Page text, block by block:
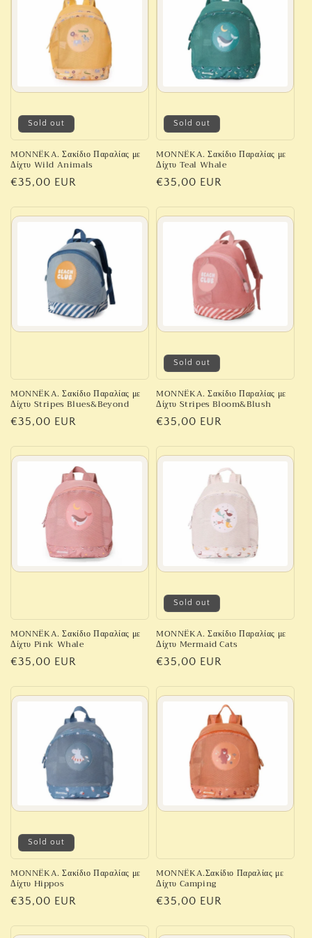
i
o
n
:
Sold out
MONNËKA. Σακίδιο Παραλίας με
Δίχτυ Wild Animals
Regular
€35,00 EUR
Sold out
MONNËKA. Σακίδιο Παραλίας με
Δίχτυ Teal Whale
Regular
€35,00 EUR
MONNËKA. Σακίδιο Παραλίας με
Δίχτυ Stripes Blues&Beyond
Regular
€35,00 EUR
Sold out
MONNËKA. Σακίδιο Παραλίας με
Δίχτυ Stripes Bloom&Blush
Regular
€35,00 EUR
MONNËKA. Σακίδιο Παραλίας με
Δίχτυ Pink Whale
Regular
€35,00 EUR
Sold out
MONNËKA. Σακίδιο Παραλίας με
Δίχτυ Mermaid Cats
Regular
€35,00 EUR
Sold out
MONNËKA. Σακίδιο Παραλίας με
Δίχτυ Hippos
Regular
€35,00 EUR
MONNËKA.Σακίδιο Παραλίας με
Δίχτυ Camping
Regular
€35,00 EUR